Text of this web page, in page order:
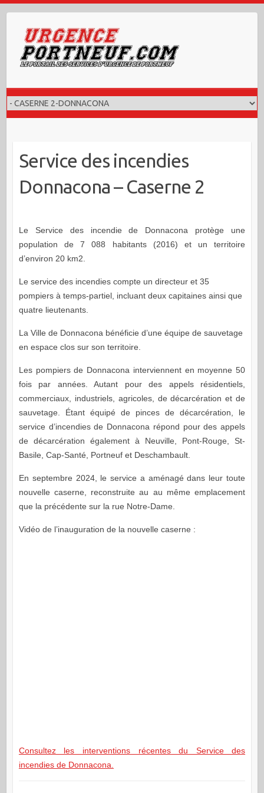
content
Service des incendies
Donnacona – Caserne 2
Le Service des incendie de Donnacona protège une
population de 7 088 habitants (2016) et un territoire
d’environ 20 km2.
Le service des incendies compte un directeur et 35
pompiers à temps-partiel, incluant deux capitaines ainsi que
quatre lieutenants.
La Ville de Donnacona bénéficie d’une équipe de sauvetage
en espace clos sur son territoire.
Les pompiers de Donnacona interviennent en moyenne 50
fois par années. Autant pour des appels résidentiels,
commerciaux, industriels, agricoles, de décarcération et de
sauvetage. Étant équipé de pinces de décarcération, le
service d’incendies de Donnacona répond pour des appels
de décarcération également à Neuville, Pont-Rouge, St-
Basile, Cap-Santé, Portneuf et Deschambault.
En septembre 2024, le service a aménagé dans leur toute
nouvelle caserne, reconstruite au au même emplacement
que la précédente sur la rue Notre-Dame.
Vidéo de l’inauguration de la nouvelle caserne :
Consultez les interventions récentes du Service des
incendies de Donnacona.